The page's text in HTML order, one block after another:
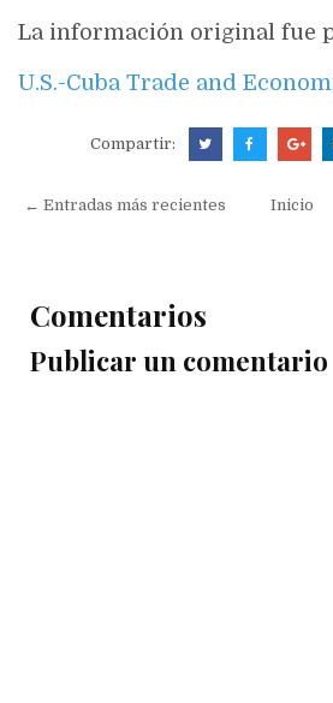
La información original fue
U.S.-Cuba Trade and
Compartir:
← Entradas más recientes Inicio
Comentarios
Publicar un comentario